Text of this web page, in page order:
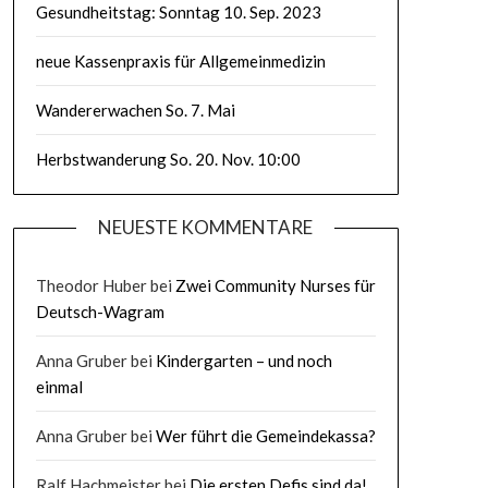
Gesundheitstag: Sonntag 10. Sep. 2023
neue Kassenpraxis für Allgemeinmedizin
Wandererwachen So. 7. Mai
Herbstwanderung So. 20. Nov. 10:00
NEUESTE KOMMENTARE
Theodor Huberbei Zwei Community Nurses für
Deutsch-Wagram
Anna Gruberbei Kindergarten – und noch
einmal
Anna Gruberbei Wer führt die Gemeindekassa?